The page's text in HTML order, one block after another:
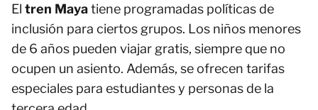
El tren Mayatiene programadas políticas de
inclusión para ciertos grupos. Los niños menores
de 6 años pueden viajar gratis, siempre que no
ocupen un asiento. Además, se ofrecen tarifas
especiales para estudiantes y personas de la